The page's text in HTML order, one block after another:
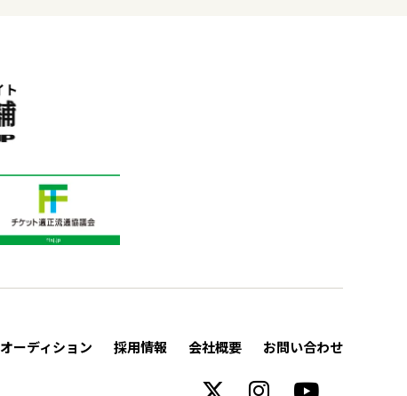
オーディション 採用情報 会社概要 お問い合わせ